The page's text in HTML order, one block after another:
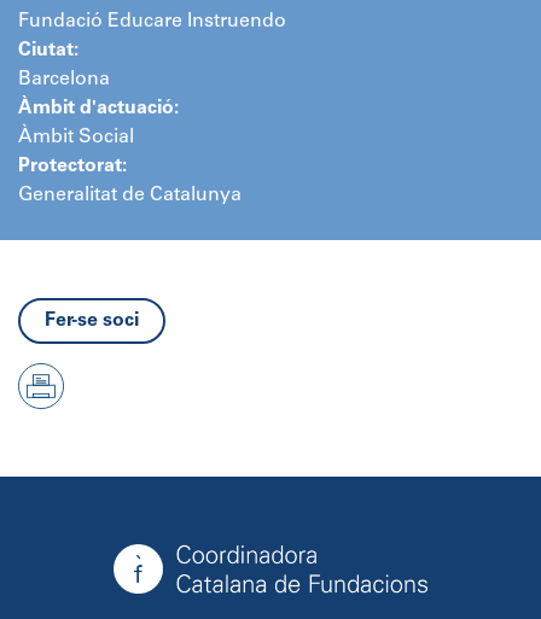
Fundació Educare Instruendo
Ciutat:
Barcelona
Àmbit d'actuació:
Àmbit Social
Protectorat:
Generalitat de Catalunya
Fer-se soci